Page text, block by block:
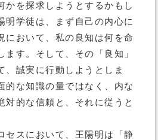
かを探求しようとするかもし
明学徒は、まず自己の内心に
において、私の良知は何を命
ます。そして、その「良知」
、誠実に行動しようとしま
的な知識の量ではなく、内な
対的な信頼と、それに従うと
セスにおいて、王陽明は「静